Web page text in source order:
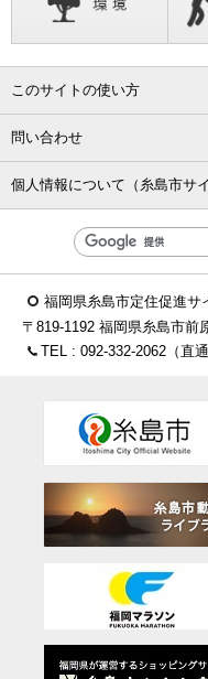
このサイトの使い方
問い合わせ
個人情報について（糸島市サイ
福岡県糸島市定住促進サ
〒819-1192 福岡県糸島市前
TEL : 092-332-2062 （直通